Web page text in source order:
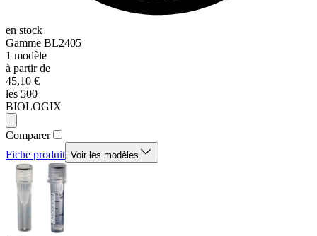
en stock
Gamme BL2405
1 modèle
à partir de
45,10 €
les 500
BIOLOGIX
Comparer
Fiche produit Voir les modèles